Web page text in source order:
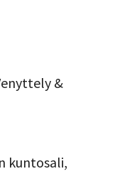
&
kuntosali,